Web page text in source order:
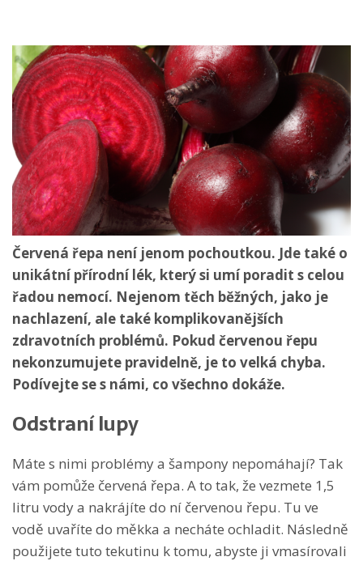
Červená řepa není jenom pochoutkou. Jde také o
unikátní přírodní lék, který si umí poradit s celou
řadou nemocí. Nejenom těch běžných, jako je
nachlazení, ale také komplikovanějších
zdravotních problémů. Pokud červenou řepu
nekonzumujete pravidelně, je to velká chyba.
Podívejte se s námi, co všechno dokáže.
Odstraní lupy
Máte s nimi problémy a šampony nepomáhají? Tak
vám pomůže červená řepa. A to tak, že vezmete 1,5
litru vody a nakrájíte do ní červenou řepu. Tu ve
vodě uvaříte do měkka a necháte ochladit. Následně
použijete tuto tekutinu k tomu, abyste ji vmasírovali